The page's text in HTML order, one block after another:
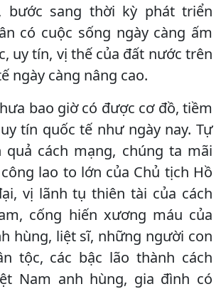
bước sang thời kỳ phát triển
có cuộc sống ngày càng ấm
uy tín, vị thế của đất nước trên
ngày càng nâng cao.
bao giờ có được cơ đồ, tiềm
tín quốc tế như ngày nay. Tự
quả cách mạng, chúng ta mãi
lao to lớn của Chủ tịch Hồ
vị lãnh tụ thiên tài của cách
cống hiến xương máu của
hùng, liệt sĩ, những người con
tộc, các bậc lão thành cách
Nam anh hùng, gia đình có